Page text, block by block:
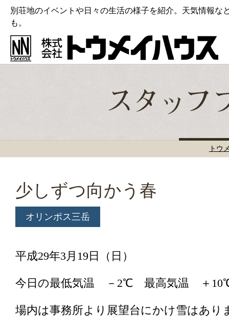
別荘地のイベントや日々の生活の様子を紹介。天気情報な
も。
トウ
少しずつ向かう春
オリンポス三岳
平成29年3月19日（日）
今日の最低気温 －2℃ 最高気温 ＋
場内は事務所より展望台にかけ雪はあ